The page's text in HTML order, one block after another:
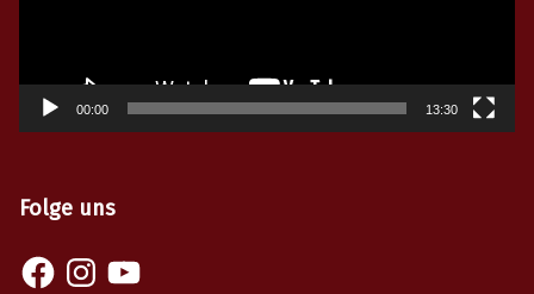
00:00 13:30
Folge uns
FacebookInstagram